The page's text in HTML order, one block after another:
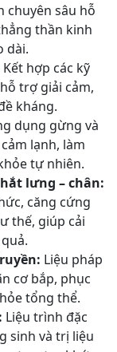
chuyên sâu hỗ
thần kinh
dài.
Kết hợp các kỹ
trợ giải cảm,
kháng.
dụng gừng và
lạnh, làm
tự nhiên.
lưng – chân:
căng cứng
thế, giúp cải
Liệu pháp
cơ bắp, phục
tổng thể.
Liệu trình đặc
sinh và trị liệu